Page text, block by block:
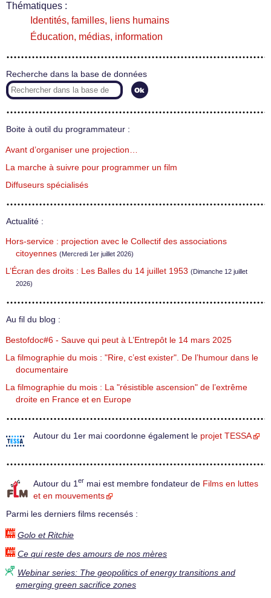
Thématiques :
Identités, familles, liens humains
Éducation, médias, information
Recherche dans la base de données
Boite à outil du programmateur :
Avant d’organiser une projection…
La marche à suivre pour programmer un film
Diffuseurs spécialisés
Actualité :
Hors-service : projection avec le Collectif des associations
citoyennes (Mercredi 1er juillet 2026)
L’Écran des droits : Les Balles du 14 juillet 1953 (Dimanche 12 juillet
2026)
Au fil du blog :
Bestofdoc#6 - Sauve qui peut à L’Entrepôt le 14 mars 2025
La filmographie du mois : "Rire, c’est exister". De l’humour dans le
documentaire
La filmographie du mois : La "résistible ascension" de l’extrême
droite en France et en Europe
Autour du 1er mai coordonne également le projet TESSA
Autour du 1 er mai est membre fondateur de Films en luttes
et en mouvements
Parmi les derniers films recensés :
Golo et Ritchie
Ce qui reste des amours de nos mères
Webinar series: The geopolitics of energy transitions and
emerging green sacrifice zones